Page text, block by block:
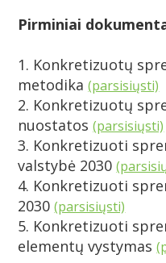
Pirminiai
1. Konkretizuotų
metodika(parsisiųsti)
2. Konkretizuotų
nuostatos(parsisiųsti)
3. Konkretizuoti
valstybė 2030
4. Konkretizuoti
2030(parsisiųsti)
5. Konkretizuoti
elementų vystymas